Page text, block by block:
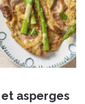
asperges